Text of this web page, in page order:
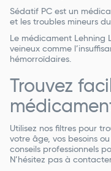
Sédatif PC est un
et les troubles mineurs
Le médicament Lehning
veineux comme
hémorroïdaires.
Trouvez
Utilisez nos filtres pour
votre âge, vos besoins
conseils professionnels
N’hésitez pas à